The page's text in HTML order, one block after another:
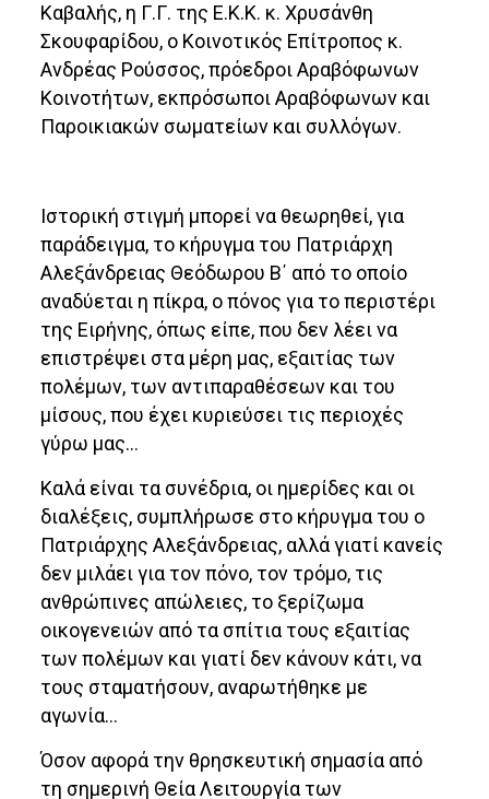
Καβαλής, η Γ.Γ. της Ε.Κ.Κ. κ. Χρυσάνθη
Σκουφαρίδου, ο Κοινοτικός Επίτροπος κ.
Ανδρέας Ρούσσος, πρόεδροι Αραβόφωνων
Κοινοτήτων, εκπρόσωποι Αραβόφωνων και
Παροικιακών σωματείων και συλλόγων.
Ιστορική στιγμή μπορεί να θεωρηθεί, για
παράδειγμα, το κήρυγμα του Πατριάρχη
Αλεξάνδρειας Θεόδωρου Β΄ από το οποίο
αναδύεται η πίκρα, ο πόνος για το περιστέρι
της Ειρήνης, όπως είπε, που δεν λέει να
επιστρέψει στα μέρη μας, εξαιτίας των
πολέμων, των αντιπαραθέσεων και του
μίσους, που έχει κυριεύσει τις περιοχές
γύρω μας…
Καλά είναι τα συνέδρια, οι ημερίδες και οι
διαλέξεις, συμπλήρωσε στο κήρυγμα του ο
Πατριάρχης Αλεξάνδρειας, αλλά γιατί κανείς
δεν μιλάει για τον πόνο, τον τρόμο, τις
ανθρώπινες απώλειες, το ξερίζωμα
οικογενειών από τα σπίτια τους εξαιτίας
των πολέμων και γιατί δεν κάνουν κάτι, να
τους σταματήσουν, αναρωτήθηκε με
αγωνία…
Όσον αφορά την θρησκευτική σημασία από
τη σημερινή Θεία Λειτουργία των